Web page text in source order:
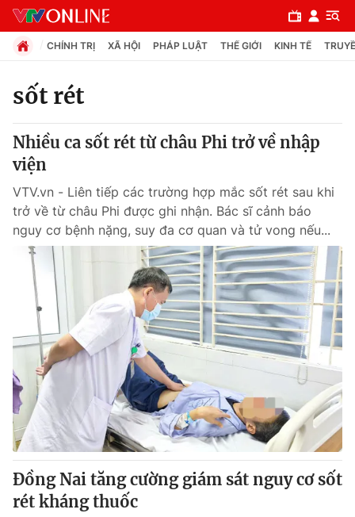
Chuyên mục
Chính trị
Xã hội
Pháp luật
Y tế
Thế giới
Tin tức
Thế giới đó đây
Câu chuyện quốc tế
Kinh tế
Tài chính
Thị trường
Góc doanh nghiệp
Dữ liệu và đời sống
Truyền hình
CHÍNH TRỊ XÃ HỘI PHÁP LUẬT THẾ GIỚI KINH TẾ
sốt rét
Nhiều ca sốt rét từ châu Phi trở về nhập
viện
VTV.vn - Liên tiếp các trường hợp mắc sốt rét sau khi
trở về từ châu Phi được ghi nhận. Bác sĩ cảnh báo
nguy cơ bệnh nặng, suy đa cơ quan và tử vong nếu...
Đồng Nai tăng cường giám sát nguy cơ sốt
rét kháng thuốc